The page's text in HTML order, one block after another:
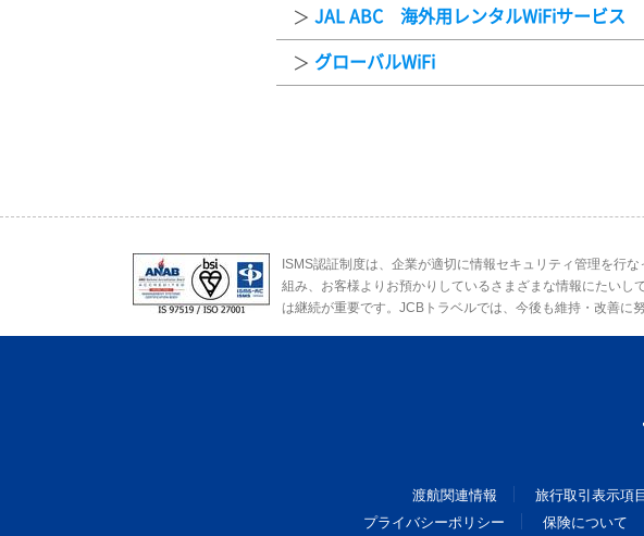
JAL ABC 海外用レンタルWiFiサービス
グローバルWiFi
ISMS認証制度は、企業が適切に情報セキュリティ管理を行
組み、お客様よりお預かりしているさまざまな情報にたい
は継続が重要です。JCBトラベルでは、今後も維持・改善に
渡航関連情報 旅行取引表示項目
プライバシーポリシー
保険について